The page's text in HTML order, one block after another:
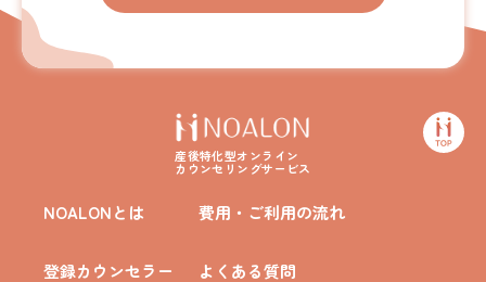
産後特化型オンライン
カウンセリングサービス
NOALONとは 費用・ご利用の流れ
登録カウンセラー よくある質問